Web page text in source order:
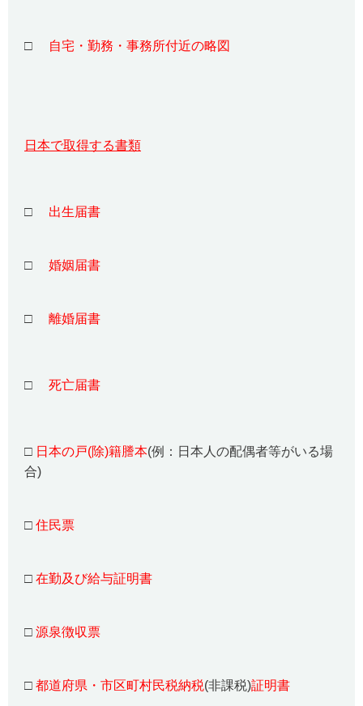
□ 自宅・勤務・事務所付近の略図
日本で取得する書類
□ 出生届書
□ 婚姻届書
□ 離婚届書
□ 死亡届書
□ 日本の戸(除)籍謄本(例：日本人の配偶者等がいる場
合)
□ 住民票
□ 在勤及び給与証明書
□ 源泉徴収票
□ 都道府県・市区町村民税納税(非課税)証明書